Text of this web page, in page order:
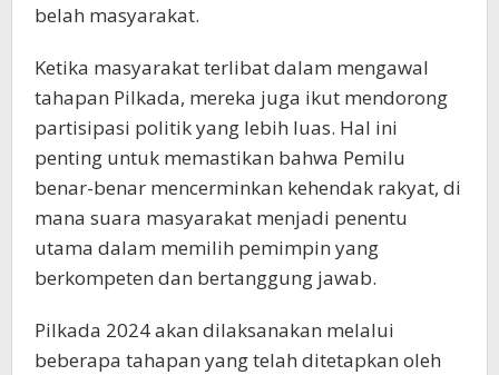
belah masyarakat.
Ketika masyarakat terlibat dalam mengawal
tahapan Pilkada, mereka juga ikut mendorong
partisipasi politik yang lebih luas. Hal ini
penting untuk memastikan bahwa Pemilu
benar-benar mencerminkan kehendak rakyat, di
mana suara masyarakat menjadi penentu
utama dalam memilih pemimpin yang
berkompeten dan bertanggung jawab.
Pilkada 2024 akan dilaksanakan melalui
beberapa tahapan yang telah ditetapkan oleh